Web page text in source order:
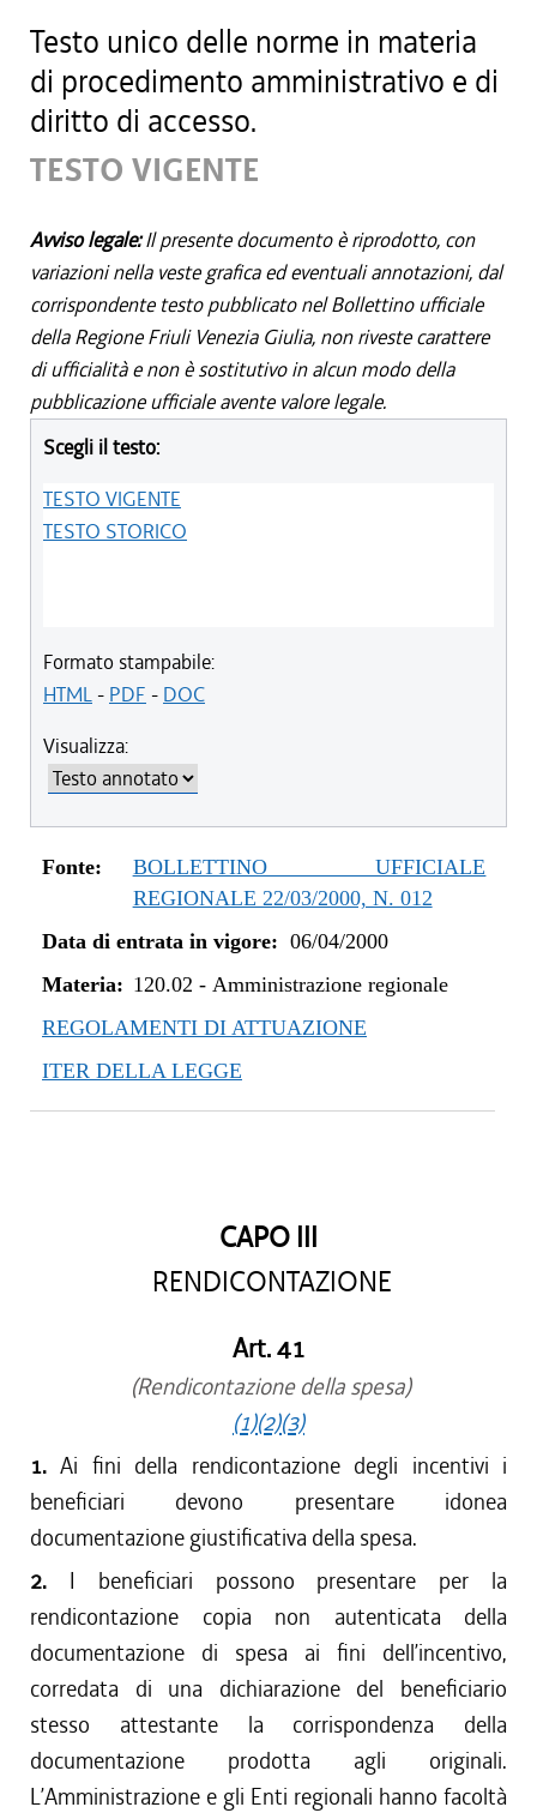
Testo unico delle norme in materia
di procedimento amministrativo e di
diritto di accesso.
TESTO VIGENTE
Avviso legale:Il presente documento è riprodotto, con
variazioni nella veste grafica ed eventuali annotazioni, dal
corrispondente testo pubblicato nel Bollettino ufficiale
della Regione Friuli Venezia Giulia, non riveste carattere
di ufficialità e non è sostitutivo in alcun modo della
pubblicazione ufficiale avente valore legale.
Scegli il testo:
TESTO VIGENTE
TESTO STORICO
Formato stampabile:
HTML- PDF - DOC
Visualizza:
Fonte:
BOLLETTINO UFFICIALE
REGIONALE 22/03/2000, N. 012
Data di entrata in vigore: 06/04/2000
Materia: 120.02 - Amministrazione regionale
REGOLAMENTI DI ATTUAZIONE
ITER DELLA LEGGE
CAPO III
RENDICONTAZIONE
Art. 41
(Rendicontazione della spesa)
(1)(2)(3)
1.Ai fini della rendicontazione degli incentivi i
beneficiari devono presentare idonea
documentazione giustificativa della spesa.
2. I beneficiari possono presentare per la
rendicontazione copia non autenticata della
documentazione di spesa ai fini dell’incentivo,
corredata di una dichiarazione del beneficiario
stesso attestante la corrispondenza della
documentazione prodotta agli originali.
L’Amministrazione e gli Enti regionali hanno facoltà